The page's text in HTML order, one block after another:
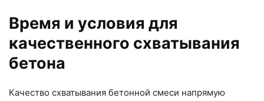
Время и условия для
качественного схватывания
бетона
Качество схватывания бетонной смеси напрямую